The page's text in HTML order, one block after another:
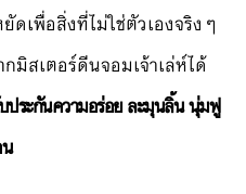
เพื่อสิ่งที่ไม่ใช่ตัวเองจริงๆ
มิสเตอร์ดีนจอมเจ้าเล่ห์ได้
ประกันความอร่อย ละมุนลิ้น นุ่มฟู